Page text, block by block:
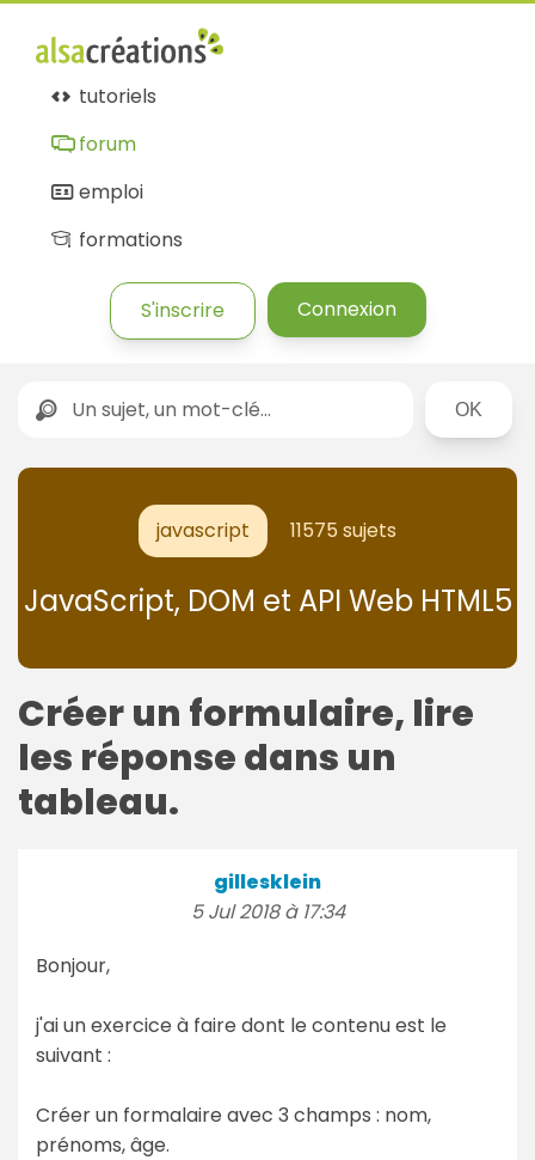
tutoriels
forum
emploi
formations
S'inscrire Connexion
Rechercher
javascript 11575 sujets
JavaScript, DOM et API Web HTML5
Créer un formulaire, lire
les réponse dans un
tableau.
gillesklein
5 Jul 2018 à 17:34
Bonjour,
j'ai un exercice à faire dont le contenu est le
suivant :
Créer un formalaire avec 3 champs : nom,
prénoms, âge.